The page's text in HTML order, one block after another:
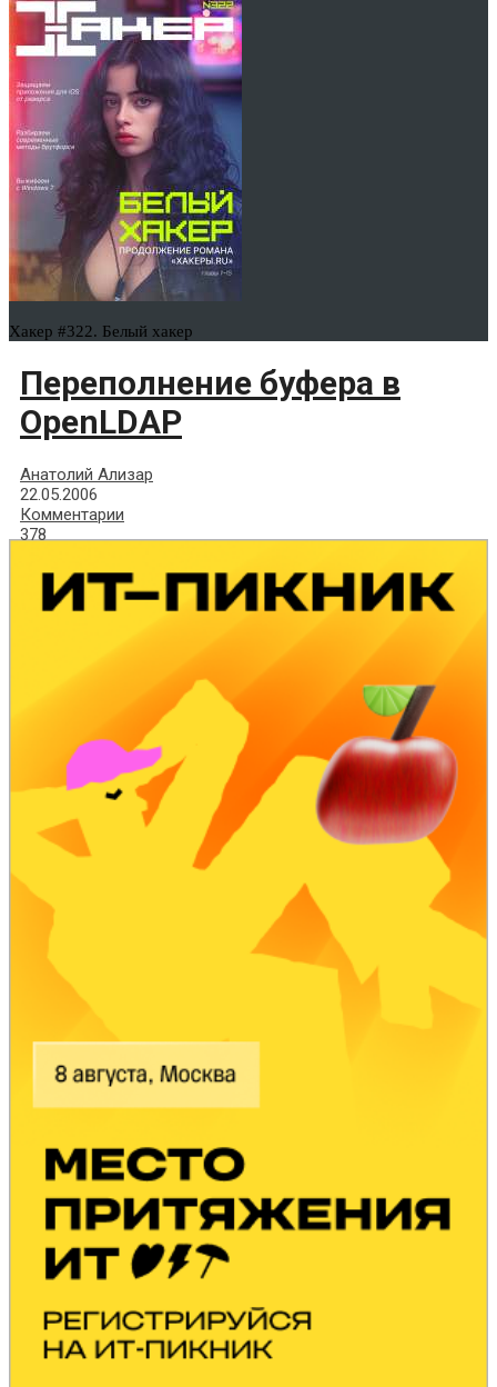
Хакер #322. Белый хакер
Переполнение буфера в
OpenLDAP
Анатолий Ализар
22.05.2006
Комментарии
378